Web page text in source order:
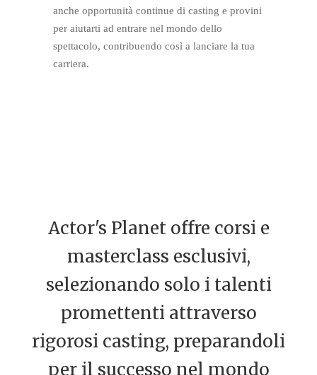
anche opportunità continue di casting e provini
per aiutarti ad entrare nel mondo dello
spettacolo, contribuendo così a lanciare la tua
carriera.
Actor's Planet offre corsi e
masterclass esclusivi,
selezionando solo i talenti
promettenti attraverso
rigorosi casting, preparandoli
per il successo nel mondo